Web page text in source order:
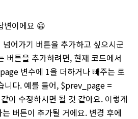
변이에요 😀
어가기 버튼을 추가하고 싶으시군
버튼을 추가하려면, 현재 코드에서
변수에 1을 더하거나 빼주는 로
니다. 예를 들어, $prev_page =
이 수정하시면 될 것 같아요. 이렇게
버튼이 추가될 거에요. 변경 후에